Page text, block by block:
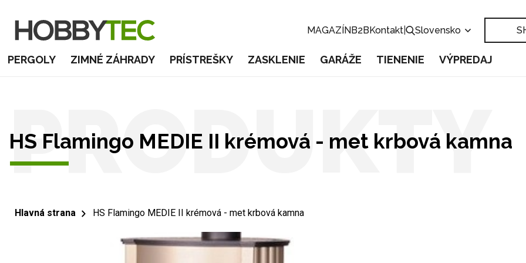
MAGAZÍNB2BKontakt Slovensko
PERGOLY ZIMNÉ ZÁHRADY PRÍSTREŠKY ZASKLENIE GARÁŽE TIENENIE VÝPREDAJ
PRODUKTY
HS Flamingo MEDIE II krémová - met krbová kamna
Hlavná strana HS Flamingo MEDIE II krémová - met krbová kamna